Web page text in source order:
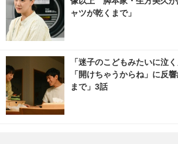
ャツが乾くまで」
「迷子のこどもみたいに泣
「開けちゃうからね」に反
まで」3話